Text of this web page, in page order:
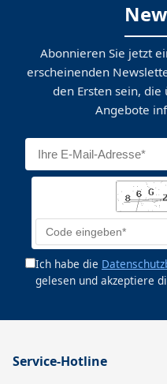
Abonnieren Sie jetzt
erscheinenden
den Ersten sein,
Angebote
Ich habe die
gelesen und akzeptiere
Service-Hotline